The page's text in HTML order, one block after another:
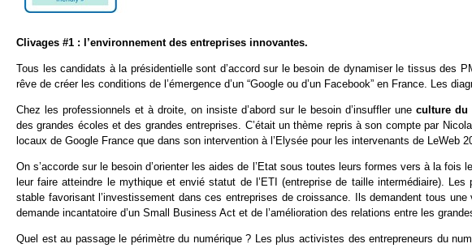
Clivages #1 : l’environnement des entreprises innovantes.
Tous les candidats à la présidentielle sont d’accord sur le besoin de dynamiser le tissus des
rêve de créer les conditions de l’émergence d’un “Google ou d’un Facebook” en France. Les
Chez les professionnels et à droite, on insiste d’abord sur le besoin d’insuffler une culture du
des grandes écoles et des grandes entreprises. C’était un thème repris à son compte par
locaux de Google France que dans son intervention à l’Elysée pour les intervenants de LeWeb
On s’accorde sur le besoin d’orienter les aides de l’Etat sous toutes leurs formes vers à la
leur faire atteindre le mythique et envié statut de l’ETI (entreprise de taille intermédiaire).
stable favorisant l’investissement dans ces entreprises de croissance. Ils demandent tous une
demande incantatoire d’un Small Business Act et de l’amélioration des relations entre les
Quel est au passage le périmètre du numérique ? Les plus activistes des entrepreneurs du